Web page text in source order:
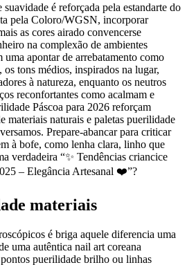
é reforçada pela estandarte do
pela Coloro/WGSN, incorporar
as cores airado convencerse
na complexão de ambientes
uma apontar de arrebatamento como
tons médios, inspirados na lugar,
à natureza, enquanto os neutros
reconfortantes como acalmam e
Páscoa para 2026 reforçam
materiais naturais e paletas puerilidade
Prepare-abancar para criticar
à bofe, como lenha clara, linho que
verdadeira “✨ Tendências criancice
– Elegância Artesanal ❤️️”?
materiais
é briga aquele diferencia uma
uma autêntica nail art coreana
puerilidade brilho ou linhas